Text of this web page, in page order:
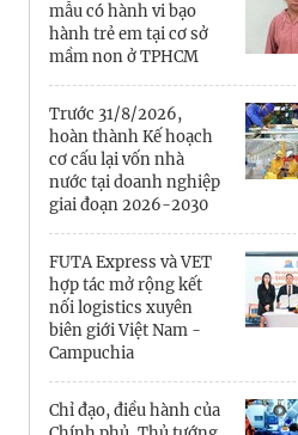
Đồng Nai
Đồng Tháp
Gia Lai
Hà Nội
Hồ Chí Minh
Hà Tĩnh
Hưng Yên
mẫu có hành vi bạo
hành trẻ em tại cơ sở
mầm non ở TPHCM
Trước 31/8/2026,
hoàn thành Kế hoạch
cơ cấu lại vốn nhà
nước tại doanh nghiệp
giai đoạn 2026-2030
FUTA Express và VET
hợp tác mở rộng kết
nối logistics xuyên
biên giới Việt Nam -
Campuchia
Chỉ đạo, điều hành của